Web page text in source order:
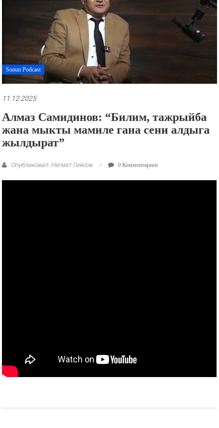
презентации.
Sonun Podcast
11.12.2025
Алмаз Самидинов: “Билим, тажрыйба
жана мыкты мамиле гана сени алдыга
жылдырат”
Опубликовал: Негмат Гиясов 0 Комментариев